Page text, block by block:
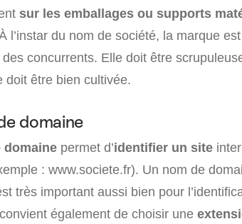
sur les emballages ou supports
l’instar du nom de société, la marque est
concurrents. Elle doit être
doit être bien cultivée.
domaine
domaine permet d’identifier un site
: www.societe.fr). Un nom de
très important aussi bien pour
également de choisir une